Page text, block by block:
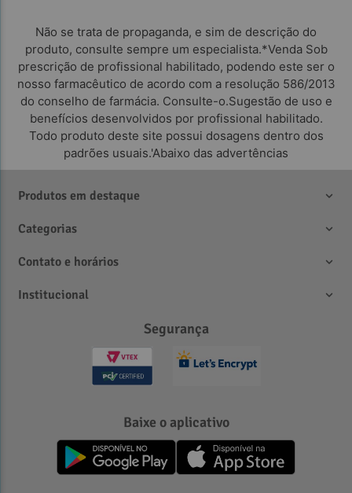
Não se trata de propaganda, e sim de descrição do
produto, consulte sempre um especialista.*Venda Sob
prescrição de profissional habilitado, podendo este ser o
nosso farmacêutico de acordo com a resolução 586/2013
do conselho de farmácia. Consulte-o.Sugestão de uso e
benefícios desenvolvidos por profissional habilitado.
Todo produto deste site possui dosagens dentro dos
padrões usuais.'Abaixo das advertências
Produtos em destaque
Categorias
Contato e horários
Institucional
Segurança
Baixe o aplicativo